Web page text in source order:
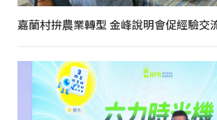
嘉蘭村拚農業轉型 金峰說明會促經驗交